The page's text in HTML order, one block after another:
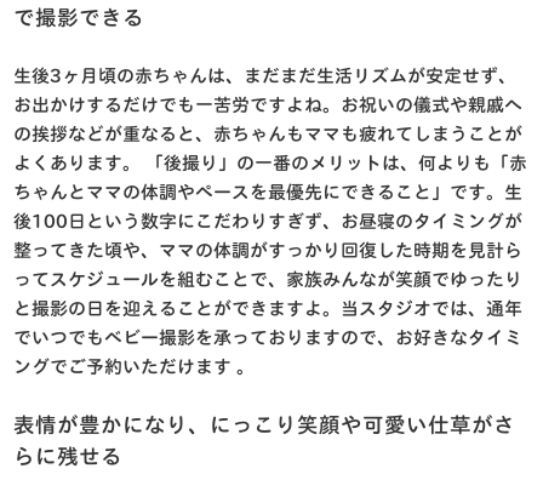
で撮影できる
生後3ヶ月頃の赤ちゃんは、まだまだ生活リズムが安定せず、
お出かけするだけでも一苦労ですよね。お祝いの儀式や親戚へ
の挨拶などが重なると、赤ちゃんもママも疲れてしまうことが
よくあります。
「後撮り」の一番のメリットは、何よりも「赤
ちゃんとママの体調やペースを最優先にできること」です。生
後100日という数字にこだわりすぎず、お昼寝のタイミングが
整ってきた頃や、ママの体調がすっかり回復した時期を見計ら
ってスケジュールを組むことで、家族みんなが笑顔でゆったり
と撮影の日を迎えることができますよ。当スタジオでは、通年
でいつでもベビー撮影を承っておりますので、お好きなタイミ
ングでご予約いただけます。
表情が豊かになり、にっこり笑顔や可愛い仕草がさ
らに残せる